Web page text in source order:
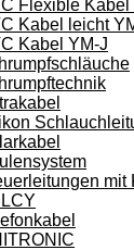
Flexible Kabel
Kabel leicht
Kabel YM-J
mit